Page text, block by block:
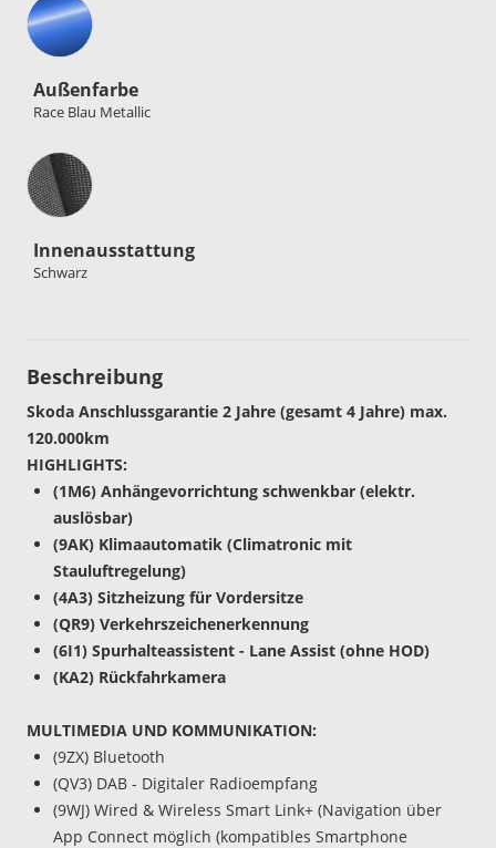
Außenfarbe
Race Blau Metallic
Innenausstattung
Innenausstattung
Schwarz
Beschreibung
Skoda Anschlussgarantie 2 Jahre (gesamt 4 Jahre) max.
120.000km
HIGHLIGHTS:
(1M6) Anhängevorrichtung schwenkbar (elektr.
auslösbar)
(9AK) Klimaautomatik (Climatronic mit
Stauluftregelung)
(4A3) Sitzheizung für Vordersitze
(QR9) Verkehrszeichenerkennung
(6I1) Spurhalteassistent - Lane Assist (ohne HOD)
(KA2) Rückfahrkamera
MULTIMEDIA UND KOMMUNIKATION:
(9ZX) Bluetooth
(QV3) DAB - Digitaler Radioempfang
(9WJ) Wired & Wireless Smart Link+ (Navigation über
App Connect möglich (kompatibles Smartphone